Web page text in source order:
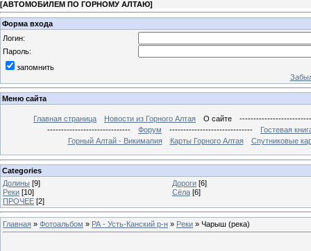
[АВТОМОБИЛЕМ ПО ГОРНОМУ АЛТАЮ]
Форма входа
Логин:
Пароль:
запомнить
Меню сайта
Главная страница Новости из Горного Алтая О сайте
------------------------------
Форум ------------------------------
Гостевая
Горный Алтай - Викимапия
Карты Горного Алтая Спутниковые
Categories
Долины [9] Дороги [6]
Реки [10] Сёла [6]
ПРОЧЕЕ [2]
Главная » Фотоальбом » РА - Усть-Канский р-н » Реки » Чарыш (река)